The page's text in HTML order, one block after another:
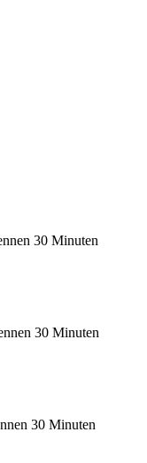
30 Minuten
30 Minuten
30 Minuten